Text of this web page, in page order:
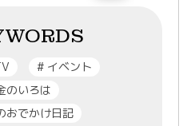
#イベント
のいろは
おでかけ日記